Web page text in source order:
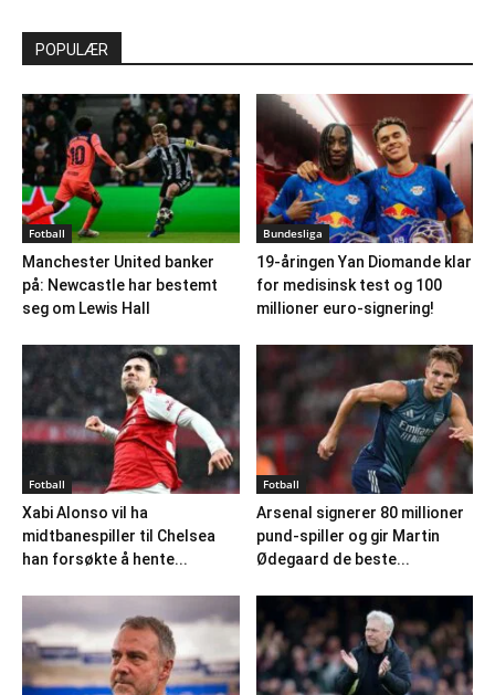
POPULÆR
Fotball
Manchester United banker
på: Newcastle har bestemt
seg om Lewis Hall
Bundesliga
19-åringen Yan Diomande klar
for medisinsk test og 100
millioner euro-signering!
Fotball
Xabi Alonso vil ha
midtbanespiller til Chelsea
han forsøkte å hente...
Fotball
Arsenal signerer 80 millioner
pund-spiller og gir Martin
Ødegaard de beste...